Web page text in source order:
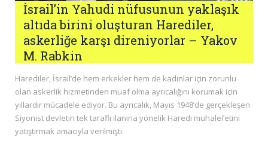
İsrail’in Yahudi nüfusunun yaklaşık
altıda birini oluşturan Harediler,
askerliğe karşı direniyorlar – Yakov
M. Rabkin
Harediler, İsrail’de hem erkekler hem de kadınlar için zorunlu
olan askerlik hizmetinden muaf olma ayrıcalığını korumak için
yıllardır mücadele ediyor. Bu ayrıcalık, Mayıs 1948’de gerçekleşen
Siyonist devletin tek taraflı ilanına yönelik Haredi muhalefetini
yatıştırmak amacıyla verilmişti.